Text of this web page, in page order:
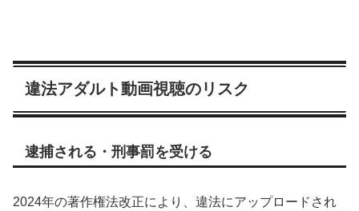
違法アダルト動画視聴のリスク
逮捕される・刑事罰を受ける
2024年の著作権法改正により、違法にアップロードされ